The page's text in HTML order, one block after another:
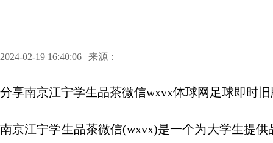
2024-02-19 16:40:06 | 来源：
分享南京江宁学生品茶微信wxvx体球网足球即时
南京江宁学生品茶微信(wxvx)是一个为大学生提